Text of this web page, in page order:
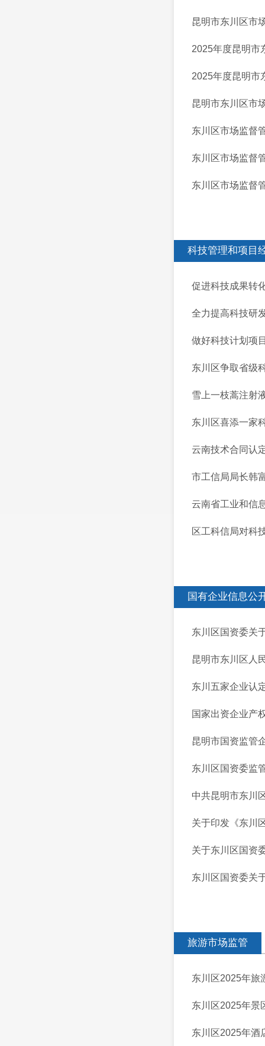
昆明市东川区市
2025年度昆明市
2025年度昆明市
昆明市东川区市
东川区市场监督
东川区市场监督
东川区市场监督
科技管理和项目
促进科技成果转
全力提高科技研
做好科技计划项
东川区争取省级
雪上一枝蒿注射
东川区喜添一家
云南技术合同认
市工信局局长韩
云南省工业和信
区工科信局对科
国有企业信息公
东川区国资委关
昆明市东川区人
东川五家企业认
国家出资企业产
昆明市国资监管
东川区国资委监
中共昆明市东川
关于印发《东川
关于东川区国资
东川区国资委关
旅游市场监管
东川区2025年旅
东川区2025年景
东川区2025年酒